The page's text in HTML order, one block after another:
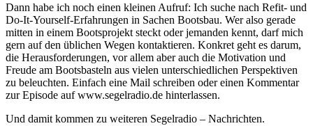
Dann habe ich noch einen kleinen Aufruf: Ich suche nach Refit- und
Do-It-Yourself-Erfahrungen in Sachen Bootsbau. Wer also gerade
mitten in einem Bootsprojekt steckt oder jemanden kennt, darf mich
gern auf den üblichen Wegen kontaktieren. Konkret geht es darum,
die Herausforderungen, vor allem aber auch die Motivation und
Freude am Bootsbasteln aus vielen unterschiedlichen Perspektiven
zu beleuchten. Einfach eine Mail schreiben oder einen Kommentar
zur Episode auf www.segelradio.de hinterlassen.
Und damit kommen zu weiteren Segelradio – Nachrichten.